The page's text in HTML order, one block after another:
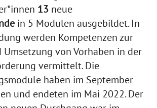
13 neue
in 5 Modulen ausgebildet. In
werden Kompetenzen zur
von Vorhaben in der
vermittelt. Die
haben im September
und endeten im Mai 2022. Der